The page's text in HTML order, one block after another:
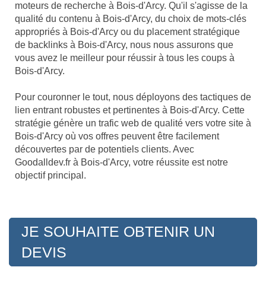
moteurs de recherche à Bois-d'Arcy. Qu'il s'agisse de la
qualité du contenu à Bois-d'Arcy, du choix de mots-clés
appropriés à Bois-d'Arcy ou du placement stratégique
de backlinks à Bois-d'Arcy, nous nous assurons que
vous avez le meilleur pour réussir à tous les coups à
Bois-d'Arcy.
Pour couronner le tout, nous déployons des tactiques de
lien entrant robustes et pertinentes à Bois-d'Arcy. Cette
stratégie génère un trafic web de qualité vers votre site à
Bois-d'Arcy où vos offres peuvent être facilement
découvertes par de potentiels clients. Avec
Goodalldev.fr à Bois-d'Arcy, votre réussite est notre
objectif principal.
JE SOUHAITE OBTENIR UN
DEVIS